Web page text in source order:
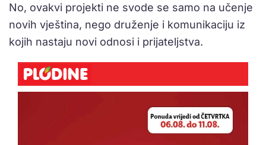
No, ovakvi projekti ne svode se samo na učenje
novih vještina, nego druženje i komunikaciju iz
kojih nastaju novi odnosi i prijateljstva.